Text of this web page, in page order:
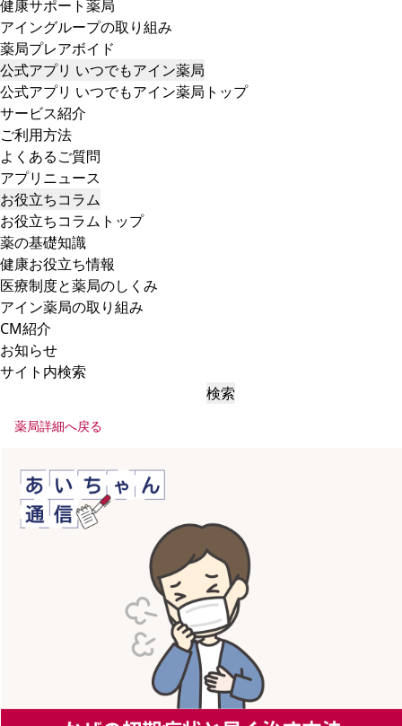
健康サポート薬局
アイングループの取り組み
薬局プレアボイド
公式アプリ いつでもアイン薬局
公式アプリ いつでもアイン薬局トップ
サービス紹介
ご利用方法
よくあるご質問
アプリニュース
お役立ちコラム
お役立ちコラムトップ
薬の基礎知識
健康お役立ち情報
医療制度と薬局のしくみ
アイン薬局の取り組み
CM紹介
お知らせ
サイト内検索
検索
薬局詳細へ戻る